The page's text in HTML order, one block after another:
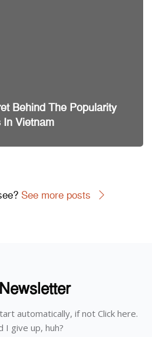
Behind The Popularity
Vietnam
See more posts
automatically, if not Click here.
I give up, huh?